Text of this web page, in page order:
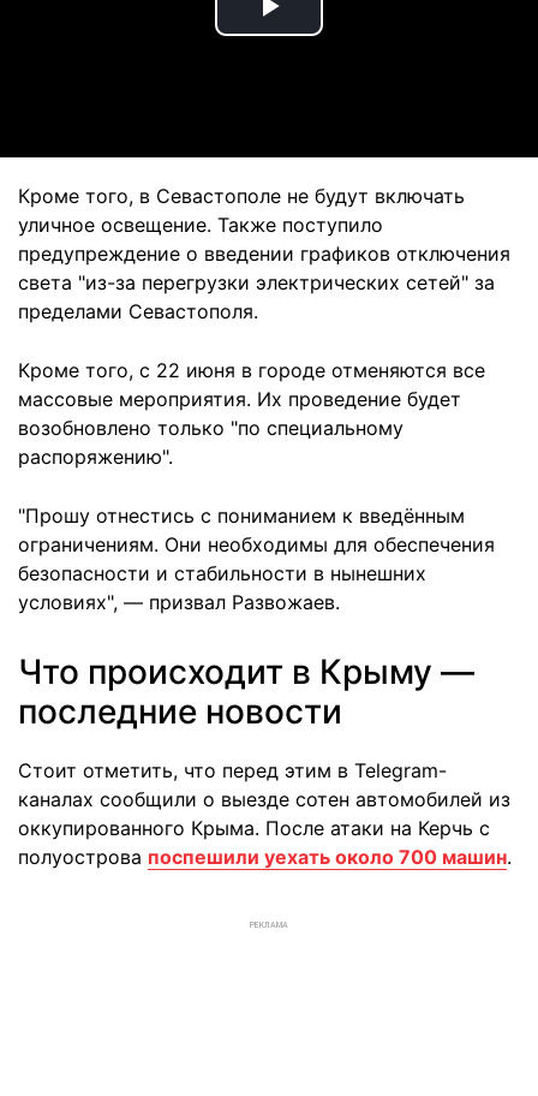
Play
Кроме того, в Севастополе не будут включать
уличное освещение. Также поступило
предупреждение о введении графиков отключения
света "из-за перегрузки электрических сетей" за
пределами Севастополя.
Кроме того, с 22 июня в городе отменяются все
массовые мероприятия. Их проведение будет
возобновлено только "по специальному
распоряжению".
"Прошу отнестись с пониманием к введённым
ограничениям. Они необходимы для обеспечения
безопасности и стабильности в нынешних
условиях", — призвал Развожаев.
Что происходит в Крыму —
последние новости
Стоит отметить, что перед этим в Telegram-
каналах сообщили о выезде сотен автомобилей из
оккупированного Крыма. После атаки на Керчь с
полуострова поспешили уехать около 700 машин.
РЕКЛАМА